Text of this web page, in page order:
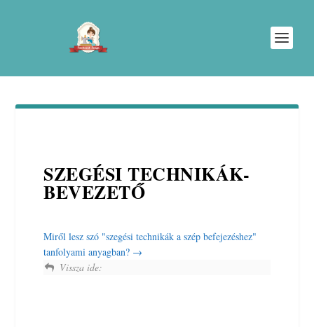
SZEGÉSI TECHNIKÁK-
BEVEZETŐ
Miről lesz szó "szegési technikák a szép befejezéshez"
tanfolyami anyagban?
Vissza ide: